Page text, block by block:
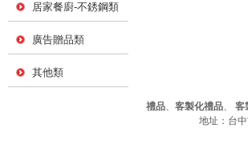
居家餐廚-不銹鋼類
廣告贈品類
其他類
禮品、 客製化禮品、 客
地址：台